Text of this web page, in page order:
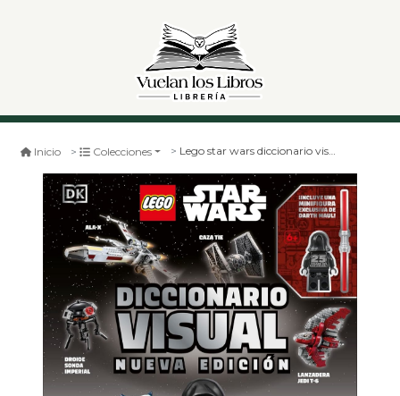
Inicio Colecciones Lego star wars diccionario visual (nueva edición)